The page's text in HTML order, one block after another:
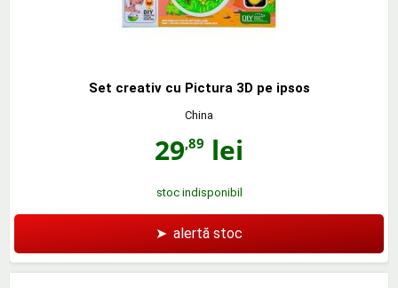
Set creativ cu Pictura 3D pe ipsos
China
29,89 lei
stoc indisponibil
➤ alertă stoc